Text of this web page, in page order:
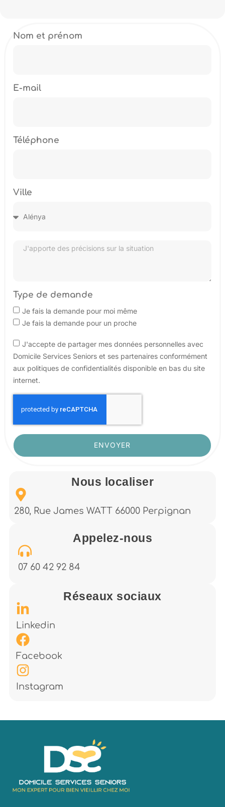
Nom et prénom
E-mail
Téléphone
Ville
Type de demande
Je fais la demande pour moi même
Je fais la demande pour un proche
J'accepte de partager mes données personnelles avec
Domicile Services Seniors et ses partenaires conformément
aux politiques de confidentialités disponible en bas du site
internet.
ENVOYER
Nous localiser
280, Rue James WATT 66000 Perpignan
Appelez-nous
07 60 42 92 84
Réseaux sociaux
Linkedin
Facebook
Instagram